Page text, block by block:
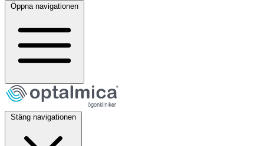
Öppna navigationen
Stäng navigationen